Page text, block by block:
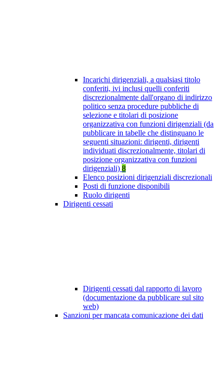
Incarichi dirigenziali, a qualsiasi titolo
conferiti, ivi inclusi quelli conferiti
discrezionalmente dall'organo di indirizzo
politico senza procedure pubbliche di
selezione e titolari di posizione
organizzativa con funzioni dirigenziali (da
pubblicare in tabelle che distinguano le
seguenti situazioni: dirigenti, dirigenti
individuati discrezionalmente, titolari di
posizione organizzativa con funzioni
dirigenziali) 8
Elenco posizioni dirigenziali discrezionali
Posti di funzione disponibili
Ruolo dirigenti
Dirigenti cessati
Dirigenti cessati dal rapporto di lavoro
(documentazione da pubblicare sul sito
web)
Sanzioni per mancata comunicazione dei dati